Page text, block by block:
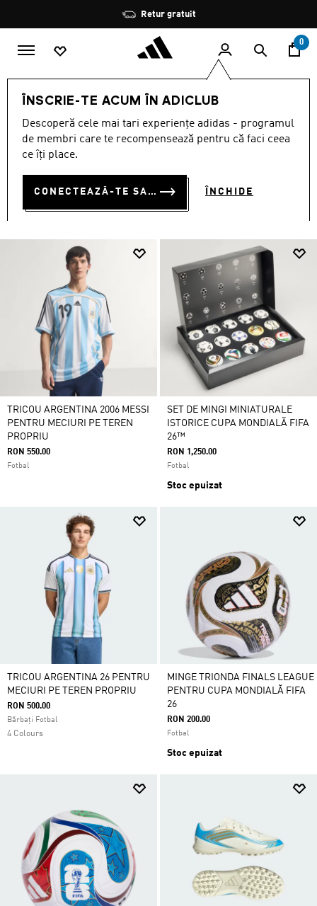
Oprește
rotația
Retur gratuit
0
ÎNSCRIE-TE ACUM ÎN ADICLUB
Descoperă cele mai tari experiențe adidas - programul
de membri care te recompensează pentru că faci ceea
ce îți place.
CONECTEAZĂ-TE SAU ÎNSCRIE-TE ACUM ÎNCHIDE
SPORTURI Fotbal Tate articolele de fotbal
FOTBAL
TRICOU ARGENTINA 2006 MESSI
PENTRU MECIURI PE TEREN
PROPRIU
RON 550.00
Fotbal
SET DE MINGI MINIATURALE
ISTORICE CUPA MONDIALĂ FIFA
26™
RON 1,250.00
Fotbal
Stoc epuizat
TRICOU ARGENTINA 26 PENTRU
MECIURI PE TEREN PROPRIU
RON 500.00
Bărbați Fotbal
4 Colours
MINGE TRIONDA FINALS LEAGUE
PENTRU CUPA MONDIALĂ FIFA
26
RON 200.00
Fotbal
Stoc epuizat